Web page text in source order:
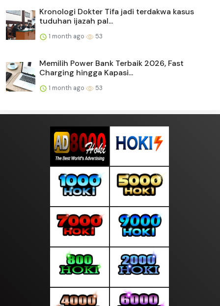
Kronologi Dokter Tifa jadi terdakwa kasus
tuduhan ijazah pal...
1 month ago 53
Memilih Power Bank Terbaik 2026, Fast
Charging hingga Kapasi...
1 month ago 53